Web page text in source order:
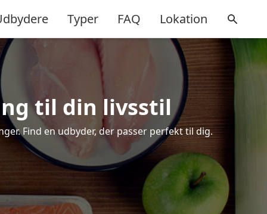
Typer FAQ Lokation
til din livsstil
Find en udbyder, der passer perfekt til dig.